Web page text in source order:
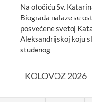
Na otočiću Sv.
Biograda nalaze se
posvećene svetoj
Aleksandrijskoj koju
studenog
KOLOVOZ 2026